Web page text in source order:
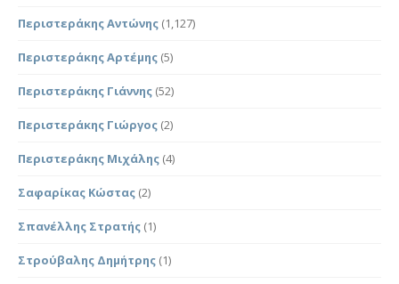
Περιστεράκης Αντώνης (1,127)
Περιστεράκης Αρτέμης (5)
Περιστεράκης Γιάννης (52)
Περιστεράκης Γιώργος (2)
Περιστεράκης Μιχάλης (4)
Σαφαρίκας Κώστας (2)
Σπανέλλης Στρατής (1)
Στρούβαλης Δημήτρης (1)